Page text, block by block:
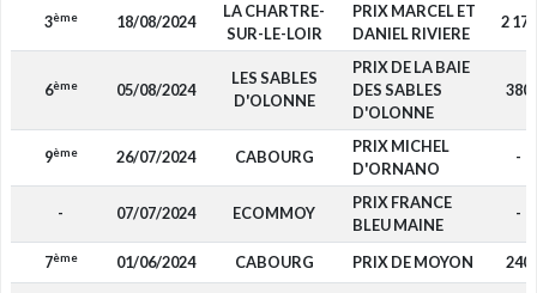
3ème 18/08/2024
LA CHARTRE-
SUR-LE-LOIR
PRIX MARCEL ET
DANIEL RIVIERE
2 170
6ème 05/08/2024
LES SABLES
D'OLONNE
PRIX DE LA BAIE
DES SABLES
D'OLONNE
380
9ème 26/07/2024 CABOURG
PRIX MICHEL
D'ORNANO
-
- 07/07/2024 ECOMMOY
PRIX FRANCE
BLEU MAINE
-
7ème 01/06/2024 CABOURG PRIX DE MOYON
240